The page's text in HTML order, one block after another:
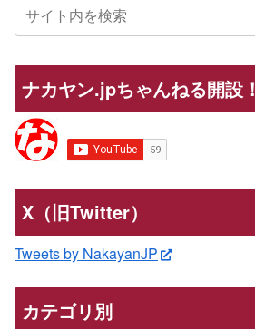
ナカヤン.jpちゃんねる開設！
X（旧Twitter）
Tweets by NakayanJP
カテゴリ別